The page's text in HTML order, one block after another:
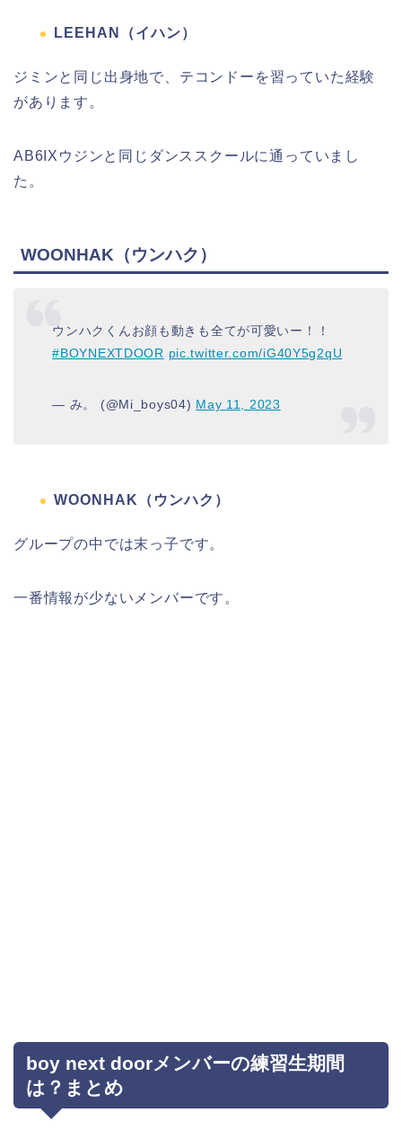
LEEHAN（イハン）
ジミンと同じ出身地で、テコンドーを習っていた経験
があります。
AB6IXウジンと同じダンススクールに通っていまし
た。
WOONHAK（ウンハク）
ウンハクくんお顔も動きも全てが可愛いー！！
#BOYNEXTDOOR pic.twitter.com/iG40Y5g2qU
— み。 (@Mi_boys04) May 11, 2023
WOONHAK（ウンハク）
グループの中では末っ子です。
一番情報が少ないメンバーです。
boy next doorメンバーの練習生期間
は？まとめ